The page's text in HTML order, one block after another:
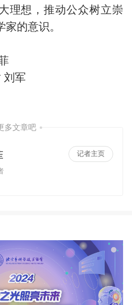
理想，推动公众树立崇
的意识。
刘军
多文章吧
记者主页